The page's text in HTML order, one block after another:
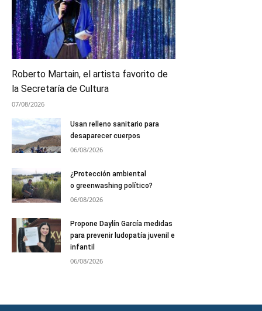
Roberto Martain, el artista favorito de
la Secretaría de Cultura
07/08/2026
Usan relleno sanitario para
desaparecer cuerpos
06/08/2026
¿Protección ambiental
o greenwashing político?
06/08/2026
Propone Daylín García medidas
para prevenir ludopatía juvenil e
infantil
06/08/2026